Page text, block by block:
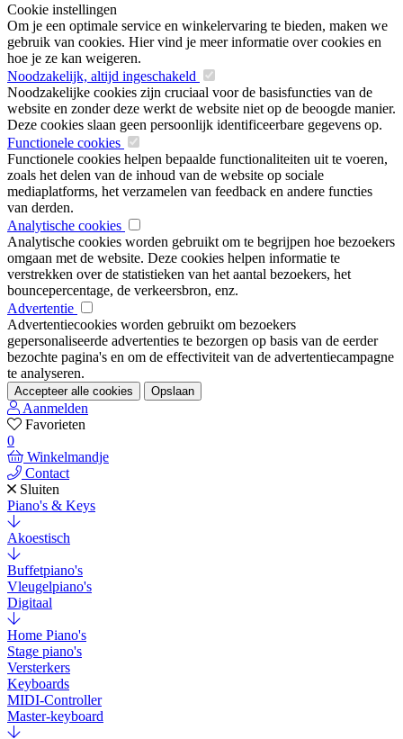
Cookie instellingen
Om je een optimale service en winkelervaring te bieden, maken we
gebruik van cookies. Hier vind je meer informatie over cookies en
hoe je ze kan weigeren.
Noodzakelijk, altijd ingeschakeld
Noodzakelijke cookies zijn cruciaal voor de basisfuncties van de
website en zonder deze werkt de website niet op de beoogde manier.
Deze cookies slaan geen persoonlijk identificeerbare gegevens op.
Functionele cookies
Functionele cookies helpen bepaalde functionaliteiten uit te voeren,
zoals het delen van de inhoud van de website op sociale
mediaplatforms, het verzamelen van feedback en andere functies
van derden.
Analytische cookies
Analytische cookies worden gebruikt om te begrijpen hoe bezoekers
omgaan met de website. Deze cookies helpen informatie te
verstrekken over de statistieken van het aantal bezoekers, het
bouncepercentage, de verkeersbron, enz.
Advertentie
Advertentiecookies worden gebruikt om bezoekers
gepersonaliseerde advertenties te bezorgen op basis van de eerder
bezochte pagina's en om de effectiviteit van de advertentiecampagne
te analyseren.
Accepteer alle cookies Opslaan
Aanmelden
Favorieten
0
Winkelmandje
Contact
Sluiten
Piano's & Keys
Akoestisch
Buffetpiano's
Vleugelpiano's
Digitaal
Home Piano's
Stage piano's
Versterkers
Keyboards
MIDI-Controller
Master-keyboard